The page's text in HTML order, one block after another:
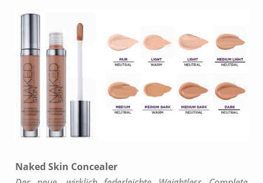
Naked Skin Concealer